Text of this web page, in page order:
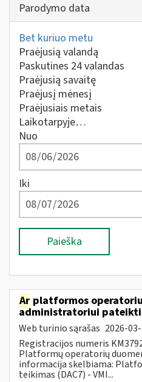
Parodymo data
Bet kuriuo metu
Praėjusią valandą
Paskutines 24 valandas
Praėjusią savaitę
Praėjusį mėnesį
Praėjusiais metais
Laikotarpyje…
Nuo
Iki
Paieška
Ar platformos
administratoriui
Web turinio sąrašas 2026-
Registracijos numeris
Platformų operatorių
informacija skelbiama:
teikimas (DAC7) - VMI...